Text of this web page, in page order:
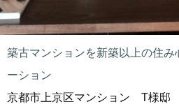
築古マンションを新築以上の住
ーション
京都市上京区マンション T様邸